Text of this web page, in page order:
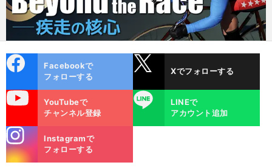
ok
Facebookで
フォローする
Xでフォローする
YouTubeで
チャンネル登録
LINE
LINEで
アカウント追加
m
Instagramで
フォローする